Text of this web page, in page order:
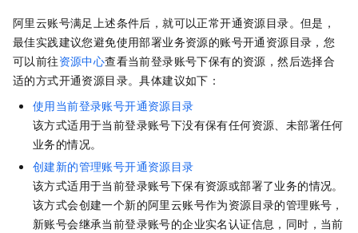
阿里云账号满足上述条件后，就可以正常开通资源目录。但是，
最佳实践建议您避免使用部署业务资源的账号开通资源目录，您
可以前往资源中心查看当前登录账号下保有的资源，然后选择合
适的方式开通资源目录。具体建议如下：
使用当前登录账号开通资源目录
该方式适用于当前登录账号下没有保有任何资源、未部署任何
业务的情况。
创建新的管理账号开通资源目录
该方式适用于当前登录账号下保有资源或部署了业务的情况。
该方式会创建一个新的阿里云账号作为资源目录的管理账号，
新账号会继承当前登录账号的企业实名认证信息，同时，当前